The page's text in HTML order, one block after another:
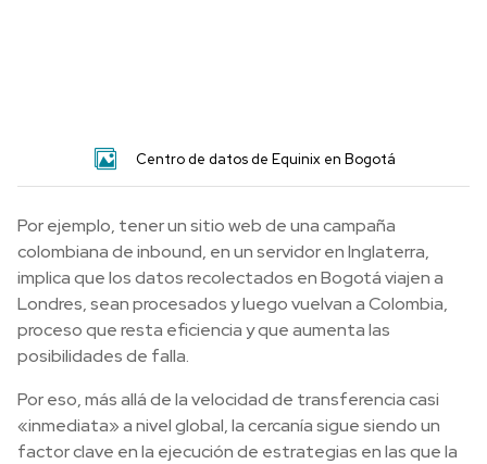
Centro de datos de Equinix en Bogotá
Por ejemplo, tener un sitio web de una campaña
colombiana de inbound, en un servidor en Inglaterra,
implica que los datos recolectados en Bogotá viajen a
Londres, sean procesados y luego vuelvan a Colombia,
proceso que resta eficiencia y que aumenta las
posibilidades de falla.
Por eso, más allá de la velocidad de transferencia casi
«inmediata» a nivel global, la cercanía sigue siendo un
factor clave en la ejecución de estrategias en las que la